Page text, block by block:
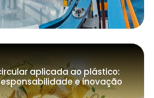
aplicada ao plástico:
e inovação